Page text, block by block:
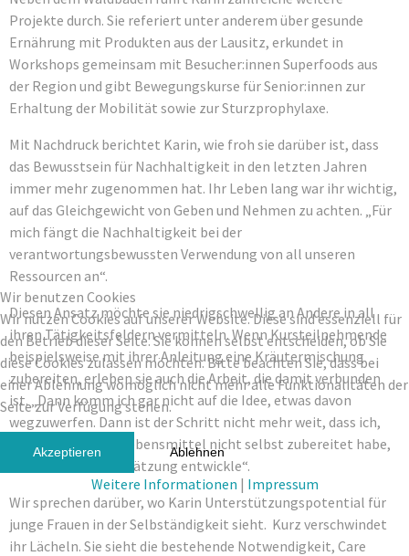
Projekte durch. Sie referiert unter anderem über gesunde
Ernährung mit Produkten aus der Lausitz, erkundet in
Workshops gemeinsam mit Besucher:innen Superfoods aus
der Region und gibt Bewegungskurse für Senior:innen zur
Erhaltung der Mobilität sowie zur Sturzprophylaxe.
Mit Nachdruck berichtet Karin, wie froh sie darüber ist, dass
das Bewusstsein für Nachhaltigkeit in den letzten Jahren
immer mehr zugenommen hat. Ihr Leben lang war ihr wichtig,
auf das Gleichgewicht von Geben und Nehmen zu achten. „Für
mich fängt die Nachhaltigkeit bei der
verantwortungsbewussten Verwendung von all unseren
Ressourcen an“.
Diesen Ansatz möchte sie niedrigschwellig an Andere in all
ihren Tätigkeitsfeldern vermitteln. Wenn Kursteilnehmende
beispielsweise mit ihrer Anleitung eine Kräutermischung
zubereiten, erleben sie auch die Arbeit, die damit verbunden
ist. „Dann komm ich gar nicht auf die Idee, etwas davon
wegzuwerfen. Dann ist der Schritt nicht mehr weit, dass ich,
auch wenn ich ein Lebensmittel nicht selbst zubereitet habe,
dafür mehr Wertschätzung entwickle“.
Wir sprechen darüber, wo Karin Unterstützungspotential für
junge Frauen in der Selbständigkeit sieht. Kurz verschwindet
ihr Lächeln. Sie sieht die bestehende Notwendigkeit, Care
Wir benutzen Cookies
Wir nutzen Cookies auf unserer Website. Diese sind essenziell für
den Betrieb dieser Seite. Sie können selbst entscheiden, ob Sie
diese Cookies zulassen möchten. Bitte beachten Sie, dass bei
einer Ablehnung womöglich nicht mehr alle Funktionalitäten der
Seite zur Verfügung stehen.
Akzeptieren Ablehnen
Weitere Informationen | Impressum